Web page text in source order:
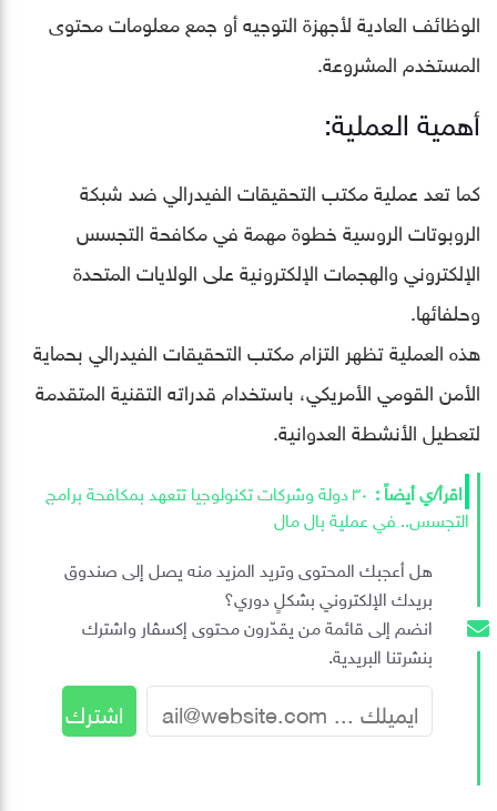
الوظائف العادية لأجهزة التوجيه أو جمع معلومات محتوى
المستخدم المشروعة.
أهمية العملية:
كما تعد عملية مكتب التحقيقات الفيدرالي ضد شبكة
الروبوتات الروسية خطوة مهمة في مكافحة التجسس
الإلكتروني والهجمات الإلكترونية على الولايات المتحدة
وحلفائها.
هذه العملية تظهر التزام مكتب التحقيقات الفيدرالي بحماية
الأمن القومي الأمريكي، باستخدام قدراته التقنية المتقدمة
لتعطيل الأنشطة العدوانية.
٣٠ دولة وشركات تكنولوجيا تتعهد بمكافحة برامج
التجسس.. في عملية بال مال
هل أعجبك المحتوى وتريد المزيد منه يصل إلى صندوق
بريدك الإلكتروني بشكلٍ دوري؟
انضم إلى قائمة من يقدّرون محتوى إكسڤار واشترك
بنشرتنا البريدية.